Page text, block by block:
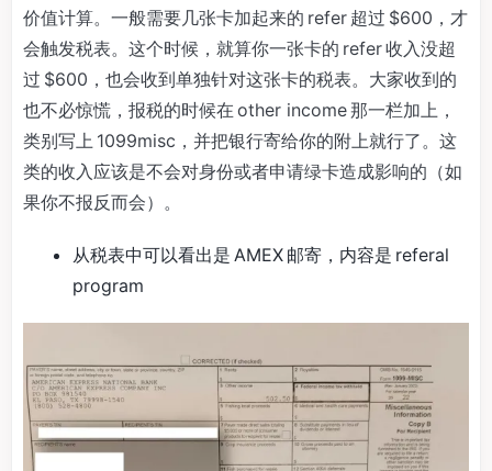
价值计算。一般需要几张卡加起来的 refer 超过 $600，才
会触发税表。这个时候，就算你一张卡的 refer 收入没超
过 $600，也会收到单独针对这张卡的税表。大家收到的
也不必惊慌，报税的时候在 other income 那一栏加上，
类别写上 1099misc，并把银行寄给你的附上就行了。这
类的收入应该是不会对身份或者申请绿卡造成影响的（如
果你不报反而会）。
从税表中可以看出是 AMEX 邮寄，内容是 referal
program